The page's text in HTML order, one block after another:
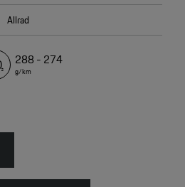
Allrad
288 - 274
g/km